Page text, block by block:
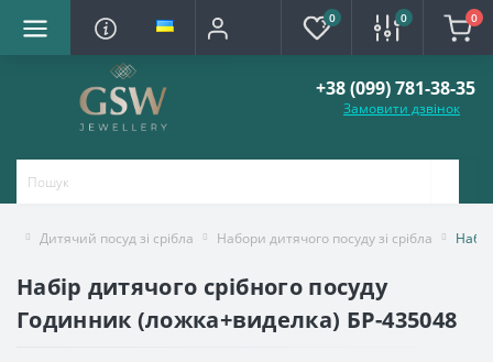
0 0 0
+38 (099) 781-38-35
Замовити дзвінок
Дитячий посуд зі срібла Набори дитячого посуду зі срібла
Набір дитячого срібного посуду
Годинник (ложка+виделка) БР-435048